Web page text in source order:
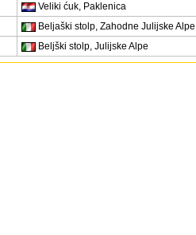
Veliki ćuk, Paklenica
Beljaški stolp, Zahodne Julijske Alpe
Beljški stolp, Julijske Alpe